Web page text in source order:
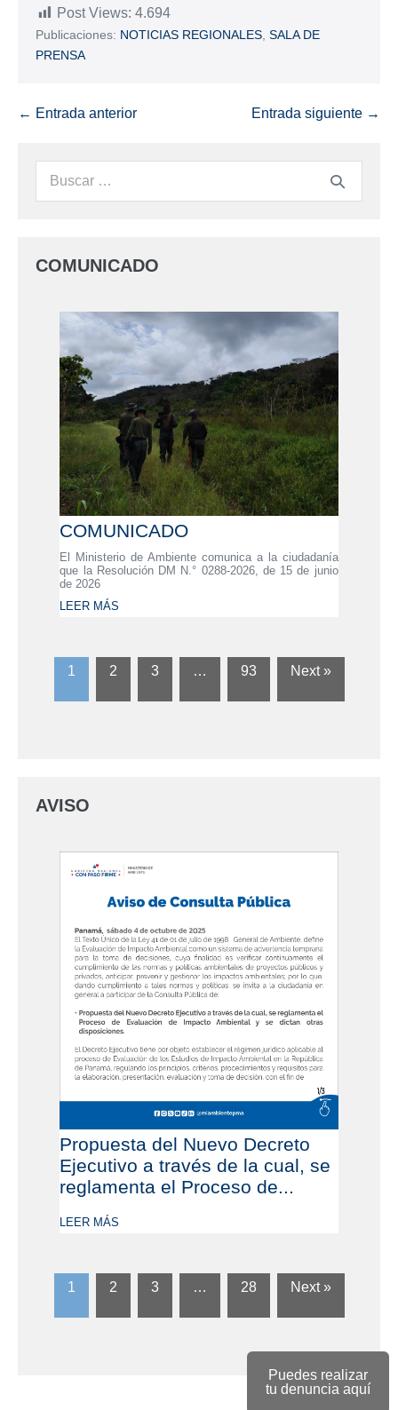
Puedes realizar
tu denuncia aquí
Post Views: 4.694
Publicaciones: NOTICIAS REGIONALES, SALA DE
PRENSA
← Entrada anterior Entrada siguiente →
COMUNICADO
COMUNICADO
El Ministerio de Ambiente comunica a la ciudadanía
que la Resolución DM N.° 0288-2026, de 15 de junio
de 2026
LEER MÁS
1 2 3 … 93 Next »
AVISO
Propuesta del Nuevo Decreto
Ejecutivo a través de la cual, se
reglamenta el Proceso de...
LEER MÁS
1 2 3 … 28 Next »